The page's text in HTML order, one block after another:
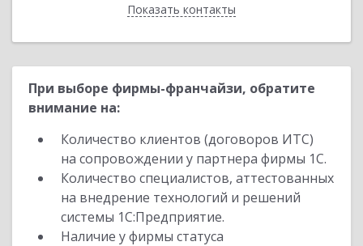
Показать контакты
Назад
При выборе фирмы-франчайзи, обратите
внимание на:
Количество клиентов (договоров ИТС)
на сопровождении у партнера фирмы 1С.
Количество специалистов, аттестованных
на внедрение технологий и решений
системы 1С:Предприятие.
Наличие у фирмы статуса